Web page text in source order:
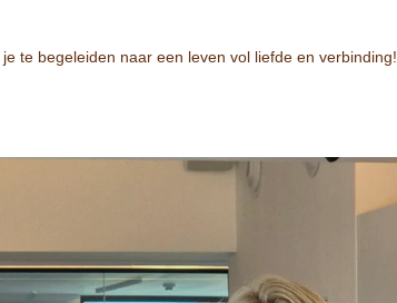
te begeleiden naar een leven vol liefde en verbinding!